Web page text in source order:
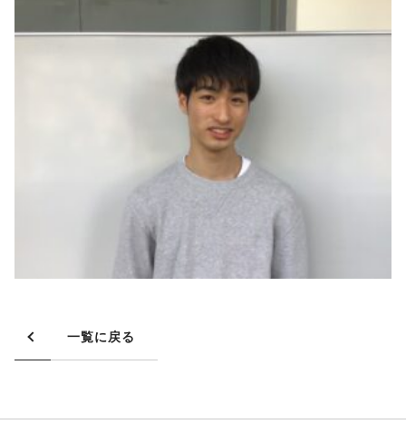
一覧に戻る